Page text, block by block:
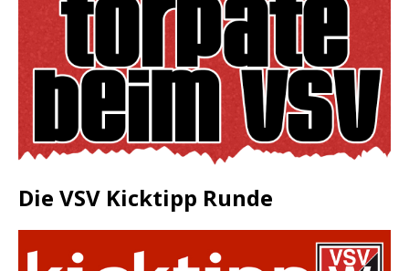
Die VSV Kicktipp Runde